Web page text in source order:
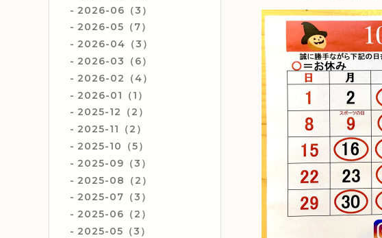
2026-06（3）
2026-05（7）
2026-04（3）
2026-03（6）
2026-02（4）
2026-01（1）
2025-12（2）
2025-11（2）
2025-10（5）
2025-09（3）
2025-08（2）
2025-07（3）
2025-06（2）
2025-05（3）